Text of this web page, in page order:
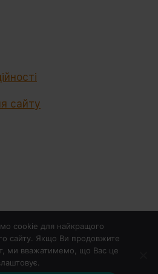
сайту
cookie для найкращого
сайту. Якщо Ви продовжите
ми вважатимемо, що Вас це